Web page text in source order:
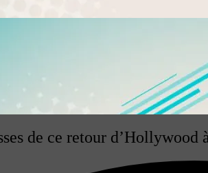
de ce retour d’Hollywood